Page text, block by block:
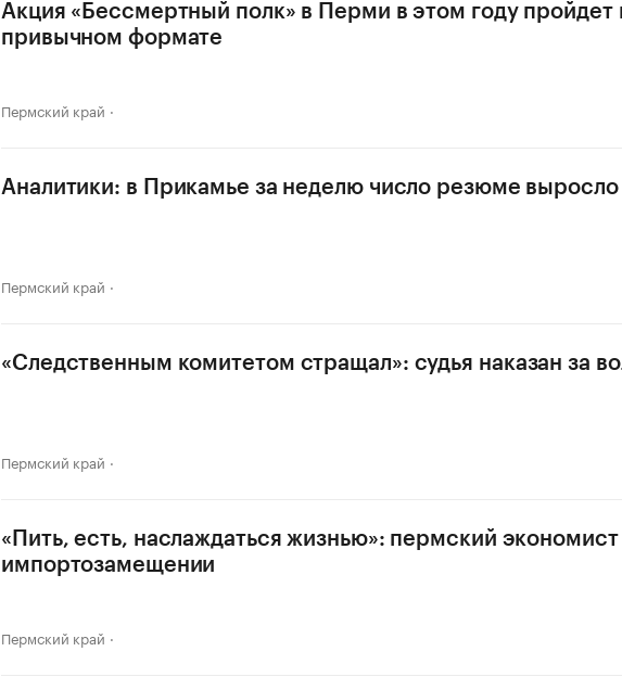
Акция «Бессмертный полк» в Перми в этом году пройдет
привычном формате
Пермский край
Аналитики: в Прикамье за неделю число резюме выросло
Пермский край
«Следственным комитетом стращал»: судья наказан за
Пермский край
«Пить, есть, наслаждаться жизнью»: пермский
импортозамещении
Пермский край